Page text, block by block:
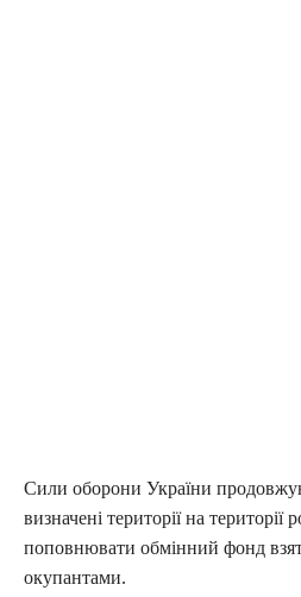
Сили оборони України
визначені території на території
поповнювати обмінний фонд
окупантами.